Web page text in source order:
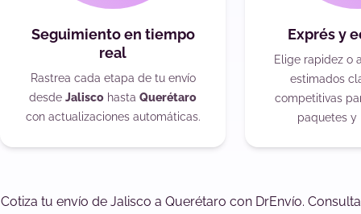
Seguimiento en tiempo
real
Rastrea cada etapa de tu envío
desde Jalisco hasta Querétaro
con actualizaciones automáticas.
Exprés y
Elige rapidez o
estimados
competitivas
paquetes y
Cotiza tu envío de Jalisco a Querétaro con DrEnvío. Consulta